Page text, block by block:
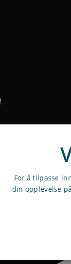
For å tilpasse
din opplevelse